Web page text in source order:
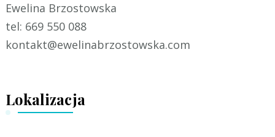
Ewelina Brzostowska
tel: 669 550 088
kontakt@ewelinabrzostowska.com
Lokalizacja